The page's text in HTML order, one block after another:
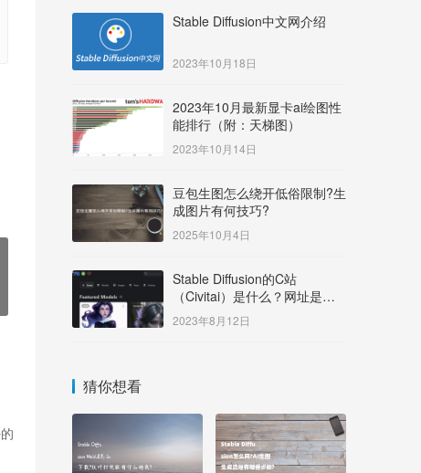
Stable Diffusion中文网介绍
2023年10月18日
2023年10月最新显卡ai绘图性
能排行（附：天梯图）
2023年10月14日
豆包生图怎么绕开低俗限制?生
成图片有何技巧?
2025年10月4日
Stable Diffusion的C站
（Civitai）是什么？网址是多
少？
2023年8月12日
猜你想看